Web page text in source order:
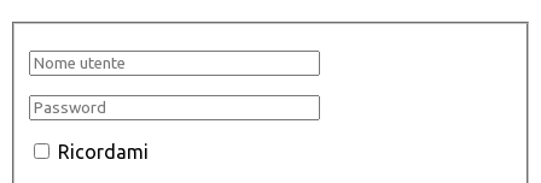
Ricordami